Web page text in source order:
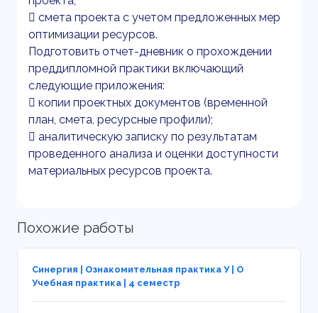
 смета проекта с учетом предложенных мер
оптимизации ресурсов.
Подготовить отчет-дневник о прохождении
преддипломной практики включающий
следующие приложения:
 копии проектных документов (временной
план, смета, ресурсные профили);
 аналитическую записку по результатам
проведенного анализа и оценки доступности
материальных ресурсов проекта.
Похожие работы
Синергия | Ознакомительная практика У | О
Учебная практика | 4 семестр